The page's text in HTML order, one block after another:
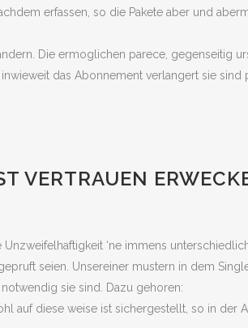
erfassen, so die Pakete aber und
Die ermoglichen parece, gegenseitig
das Abonnement verlangert sie sind
VERTRAUEN
‘ne immens
seien. Unsereiner mustern in dem
sie sind. Dazu gehoren:
auf diese weise ist sichergestellt, so in der